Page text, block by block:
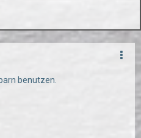
benutzen.